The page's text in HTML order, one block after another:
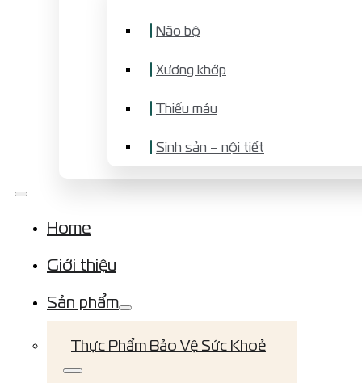
Não bộ
Xương khớp
Thiếu máu
Sinh sản – nội tiết
Home
Giới thiệu
Sản phẩm
Thực Phẩm Bảo Vệ Sức Khoẻ